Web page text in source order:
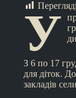
У
З 6 по 17
для діток.
закладів